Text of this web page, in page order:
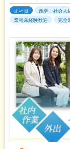
正社員 既卒・社会人
業種未経験歓迎
完全